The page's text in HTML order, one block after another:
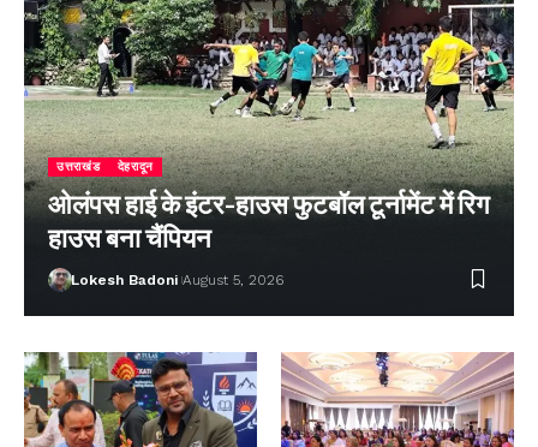
उत्तराखंड देहरादून
ओलंपस हाई के इंटर-हाउस फुटबॉल टूर्नामेंट में रिग
हाउस बना चैंपियन
Lokesh Badoni August 5, 2026